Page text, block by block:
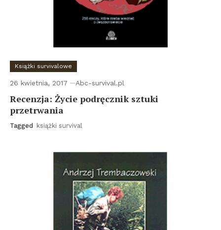
Książki survivalowe
26 kwietnia, 2017 Abc-survival.pl
Recenzja: Życie podręcznik sztuki
przetrwania
Tagged książki survival